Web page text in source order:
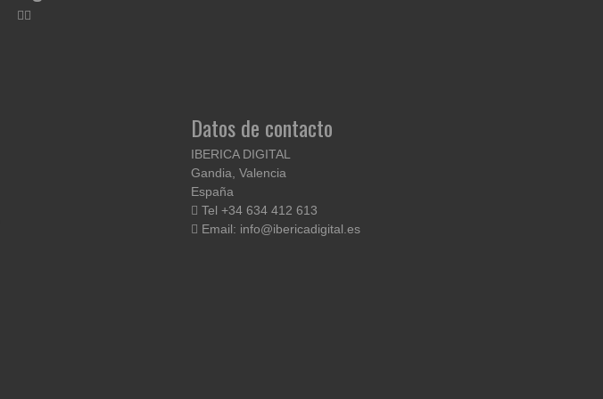
Datos de contacto
IBERICA DIGITAL
Gandia, Valencia
España
Tel +34 634 412 613
Email: info@ibericadigital.es